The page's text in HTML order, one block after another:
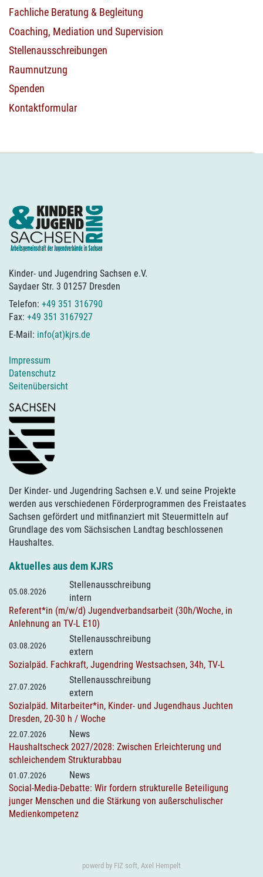
Fachliche Beratung & Begleitung
Coaching, Mediation und Supervision
Stellenausschreibungen
Raumnutzung
Spenden
Kontaktformular
Kinder- und Jugendring Sachsen e.V.
Saydaer Str. 3 01257 Dresden
Telefon: +49 351 316790
Fax: +49 351 3167927
E-Mail: info(at)kjrs.de
Impressum
Datenschutz
Seitenübersicht
Der Kinder- und Jugendring Sachsen e.V. und seine Projekte
werden aus verschiedenen Förderprogrammen des Freistaates
Sachsen gefördert und mitfinanziert mit Steuermitteln auf
Grundlage des vom Sächsischen Landtag beschlossenen
Haushaltes.
Aktuelles aus dem KJRS
05.08.2026
Stellenausschreibung
intern
Referent*in (m/w/d) Jugendverbandsarbeit (30h/Woche, in
Anlehnung an TV-L E10)
03.08.2026
Stellenausschreibung
extern
Sozialpäd. Fachkraft, Jugendring Westsachsen, 34h, TV-L
27.07.2026
Stellenausschreibung
extern
Sozialpäd. Mitarbeiter*in, Kinder- und Jugendhaus Juchten
Dresden, 20-30 h / Woche
22.07.2026
News
Haushaltscheck 2027/2028: Zwischen Erleichterung und
schleichendem Strukturabbau
01.07.2026
News
Social-Media-Debatte: Wir fordern strukturelle Beteiligung
junger Menschen und die Stärkung von außerschulischer
Medienkompetenz
powerd by FIZ soft, Axel Hempelt